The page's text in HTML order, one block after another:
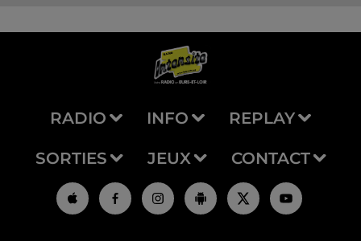
RADIO INFO REPLAY
SORTIES JEUX CONTACT